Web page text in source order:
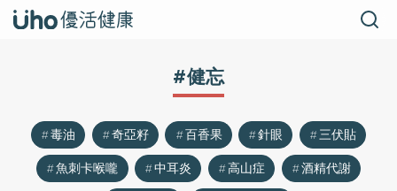
#健忘
毒油 奇亞籽 百香果 針眼
三伏貼
魚刺卡喉嚨
中耳炎 高山症
酒精代謝